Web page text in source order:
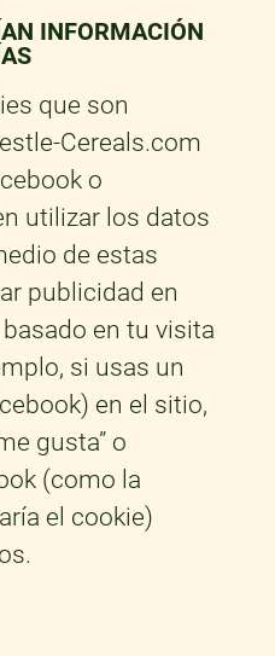
INFORMACIÓN
que son
Cereals.com
o
utilizar los datos
de estas
publicidad en
en tu visita
si usas un
en el sitio,
gusta” o
(como la
el cookie)